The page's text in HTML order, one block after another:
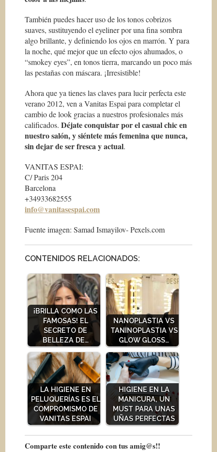
También puedes hacer uso de los tonos cobrizos
suaves, sustituyendo el eyeliner por una fina sombra
algo brillante, y definiendo los ojos en marrón. Y para
la noche, qué mejor que un efecto ojos ahumados, o
“smokey eyes”, en tonos tierra, marcando un poco más
las pestañas con máscara. ¡Irresistible!
Ahora que ya tienes las claves para lucir perfecta este
verano 2012, ven a Vanitas Espai para completar el
cambio de look gracias a nuestros profesionales más
calificados.Déjate conquistar por el casual chic en
nuestro salón, y siéntete más femenina que nunca,
sin dejar de ser fresca y actual.
VANITAS ESPAI:
C/ Paris 204
Barcelona
+34933682555
info@vanitasespai.com
Fuente imagen: Samad Ismayilov- Pexels.com
CONTENIDOS RELACIONADOS:
¡BRILLA COMO LAS
FAMOSAS! EL
SECRETO DE
BELLEZA DE…
NANOPLASTIA VS
TANINOPLASTIA VS
GLOW GLOSS…
LA HIGIENE EN
PELUQUERÍAS ES EL
COMPROMISMO DE
VANITAS ESPAI
HIGIENE EN LA
MANICURA, UN
MUST PARA UNAS
UÑAS PERFECTAS
Comparte este contenido con tus amig@s!!